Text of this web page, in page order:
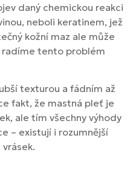
daný chemickou reakci
neboli keratinem, jež
kožní maz ale může
radíme tento problém
texturou a fádním až
fakt, že mastná pleť je
ale tím všechny výhody
– existují i rozumnější